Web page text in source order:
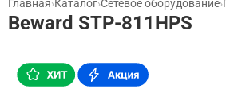
Главная›Каталог›Сетевое оборудование›
Beward STP-811HPS